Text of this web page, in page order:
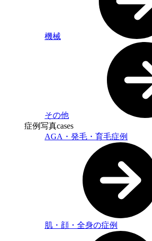
機械
その他
症例写真cases
AGA・発毛・育毛症例
肌・顔・全身の症例